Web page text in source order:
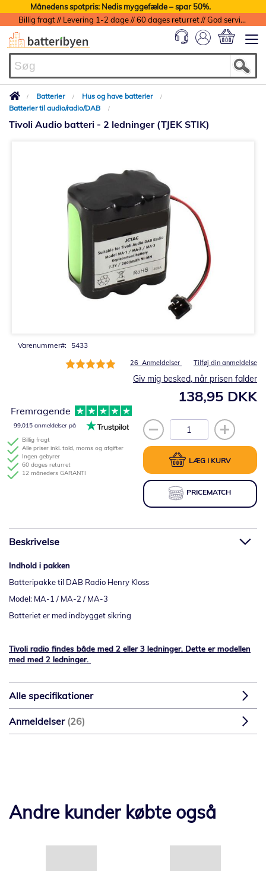
Månedens spotpris: Nedis myggefælde – spar 50%.
Billig fragt // Levering 1-2 dage // 60 dages returret // God service med garanti
Batterier
Hus og have batterier
Batterier til audio/radio/DAB
Tivoli Audio batteri - 2 ledninger (TJEK STIK)
Varenummer 5433
Bedømmelse:
26 Anmeldelser Tilføj din anmeldelse
138,95 DKK
Giv mig besked, når prisen falder
LÆG I KURV
PRICEMATCH
Billig fragt
Alle priser inkl. told, moms og afgifter
Ingen gebyrer
60 dages returret
12 måneders GARANTI
Fremragende
99,015 anmeldelser på
Beskrivelse
Indhold i pakken
Batteripakke til DAB Radio Henry Kloss
Model: MA-1 / MA-2 / MA-3
Batteriet er med indbygget sikring
Tivoli radio findes både med 2 eller 3 ledninger. Dette er modellen
med med 2 ledninger.
Alle specifikationer
Anmeldelser 26
Andre kunder købte også